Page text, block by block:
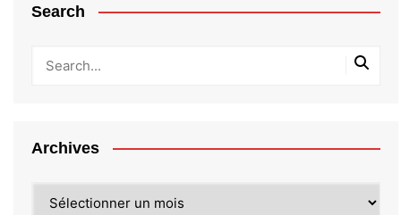
Search
Archives